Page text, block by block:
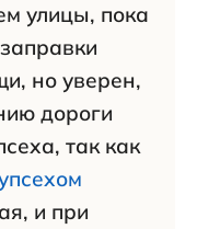
улицы, пока
но уверен,
дороги
так как
и при